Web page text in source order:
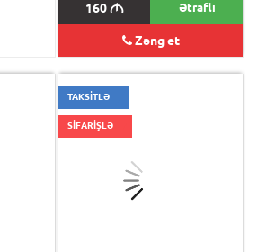
160M Ətraflı
Zəng et
TAKSİTLƏ
SİFARİŞLƏ